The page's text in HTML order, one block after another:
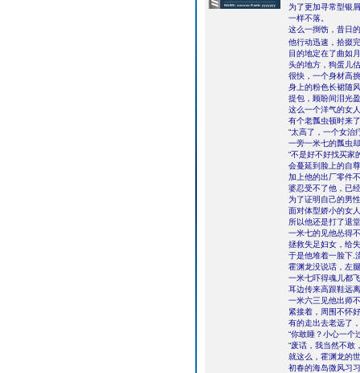
为了更加寻常型银
一样不落。
这么一捯饬，昔日
他行动迅速，拾掇
目的地定在了曲如
头的地方，狗蛋儿
很快，一个身材高
身上的粉色长裙随
提包，顾盼间泪光
这么一个洋气的女
有个老瓢虫顿时来
“太高了，一个女治
一旁一米七的瓢虫
“不是好不好找买
会蔓延到脸上的自
加上他的出厂零件
婆忍受不了他，已
为了证明自己的男
面对体型娇小的女
所以他还是打了退
一米七的见他怂得
拯救失足妇女，给
于是他堆着一脸下.
霍渊龙没说话，左
一米七吓得魂儿都
耳边传来高跟鞋远
一米六三见他出师
紧接着，周围不怀
有的走出去老远了
“你敢睡？小心一个
“废话，我当然不敢
就这么，霍渊龙的
初春的海岛微风习